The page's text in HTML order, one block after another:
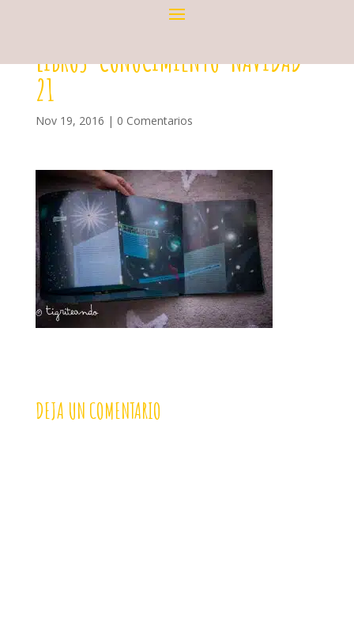
LIBROS-CONOCIMIENTO-NAVIDAD-
21
Nov 19, 2016 | 0 Comentarios
DEJA UN COMENTARIO